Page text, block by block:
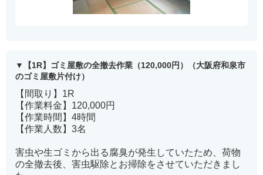
【1R】ゴミ屋敷の全撤去作業（120,000円）（大阪府和泉市
のゴミ屋敷片付け）
【間取り】1R
【作業料金】120,000円
【作業時間】4時間
【作業人数】3名
害虫や生ゴミから出る腐臭が発生していたため、荷物
の全撤去後、害虫駆除とお掃除をさせていただきまし